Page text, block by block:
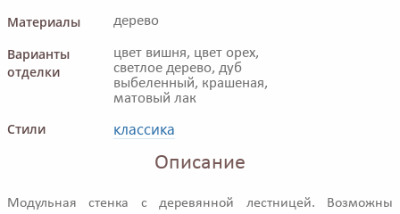
Материалы дерево
Варианты
отделки
цвет вишня, цвет орех,
светлое дерево, дуб
выбеленный, крашеная,
матовый лак
Стили классика
Описание
Модульная стенка с деревянной лестницей. Возможны